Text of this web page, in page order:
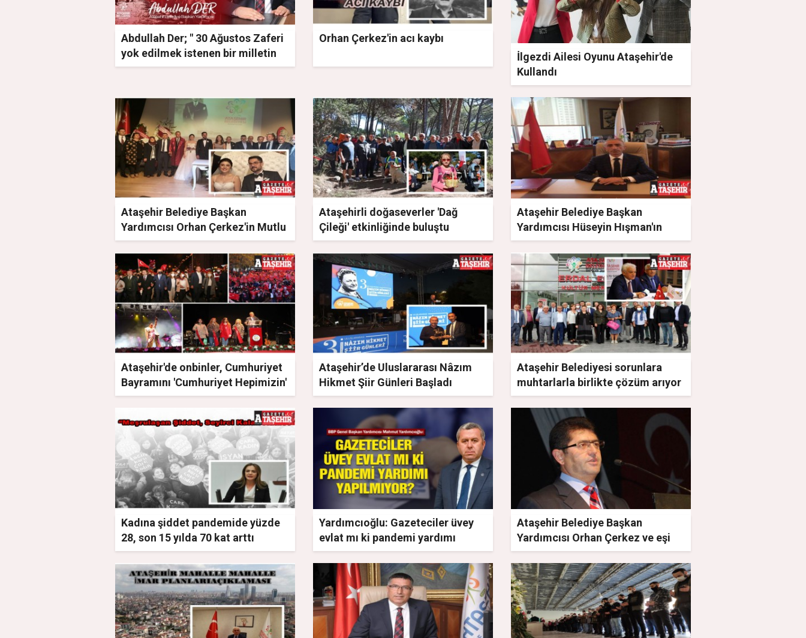
Abdullah Der; " 30 Ağustos Zaferi
yok edilmek istenen bir milletin
yeniden doğuşunun en önemli
Orhan Çerkez'in acı kaybı
İlgezdi Ailesi Oyunu Ataşehir'de
Kullandı
Ataşehir Belediye Başkan
Yardımcısı Orhan Çerkez'in Mutlu
Günü
Ataşehirli doğaseverler 'Dağ
Çileği' etkinliğinde buluştu
Ataşehir Belediye Başkan
Yardımcısı Hüseyin Hışman'ın
baba acısı
Ataşehir'de onbinler, Cumhuriyet
Bayramını 'Cumhuriyet Hepimizin'
diyerek kutladı
Ataşehir’de Uluslararası Nâzım
Hikmet Şiir Günleri Başladı
Ataşehir Belediyesi sorunlara
muhtarlarla birlikte çözüm arıyor
Kadına şiddet pandemide yüzde
28, son 15 yılda 70 kat arttı
Yardımcıoğlu: Gazeteciler üvey
evlat mı ki pandemi yardımı
yapılmıyor?
Ataşehir Belediye Başkan
Yardımcısı Orhan Çerkez ve eşi
hastaneye kaldırıldı